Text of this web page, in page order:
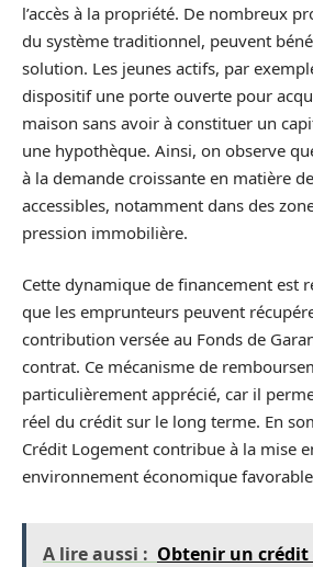
l’accès à la propriété. De nombreux
du système traditionnel, peuvent
solution. Les jeunes actifs, par
dispositif une porte ouverte pour
maison sans avoir à constituer un
une hypothèque. Ainsi, on observe
à la demande croissante en matière
accessibles, notamment dans des
pression immobilière.
Cette dynamique de financement est
que les emprunteurs peuvent
contribution versée au Fonds de
contrat. Ce mécanisme de
particulièrement apprécié, car il
réel du crédit sur le long terme. En
Crédit Logement contribue à la mise
environnement économique
A lire aussi : Obtenir un